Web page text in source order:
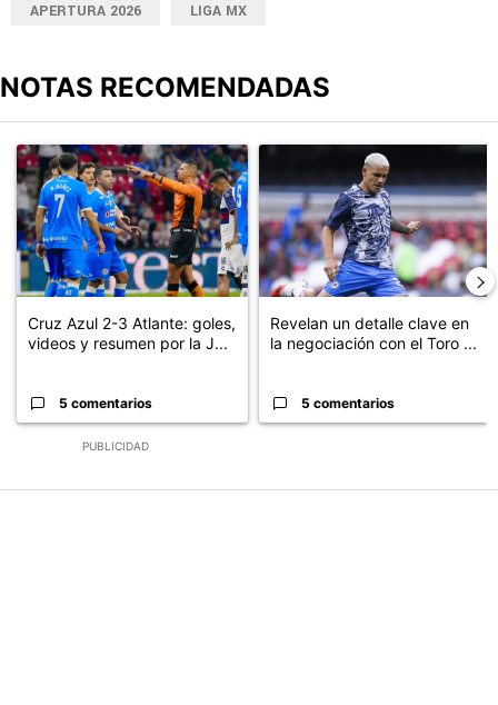
APERTURA 2026 LIGA MX
NOTAS RECOMENDADAS
PUBLICIDAD
Un artículo de tendencia con el título "Cruz Azul 2-3 Atlante:
Cruz Azul 2-3 Atlante: goles,
videos y resumen por la J...
5 comentarios
Un artículo de tendencia con
Revelan un detalle clave en
la negociación con el Toro ...
5 comentarios